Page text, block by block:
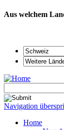
Aus welchem
Navigation
Home